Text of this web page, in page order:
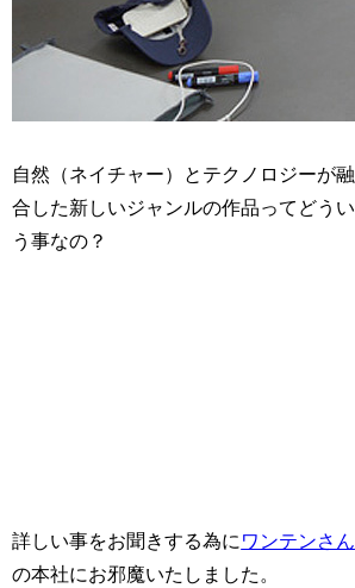
自然（ネイチャー）とテクノロジーが融
合した新しいジャンルの作品ってどうい
う事なの？
詳しい事をお聞きする為に ワンテンさん
の本社にお邪魔いたしました。